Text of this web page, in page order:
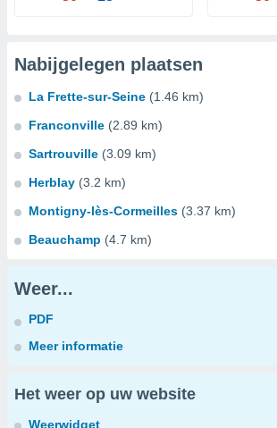
Nabijgelegen plaatsen
La Frette-sur-Seine (1.46 km)
Franconville (2.89 km)
Sartrouville (3.09 km)
Herblay (3.2 km)
Montigny-lès-Cormeilles (3.37 km)
Beauchamp (4.7 km)
Weer...
PDF
Meer informatie
Het weer op uw website
Weerwidget